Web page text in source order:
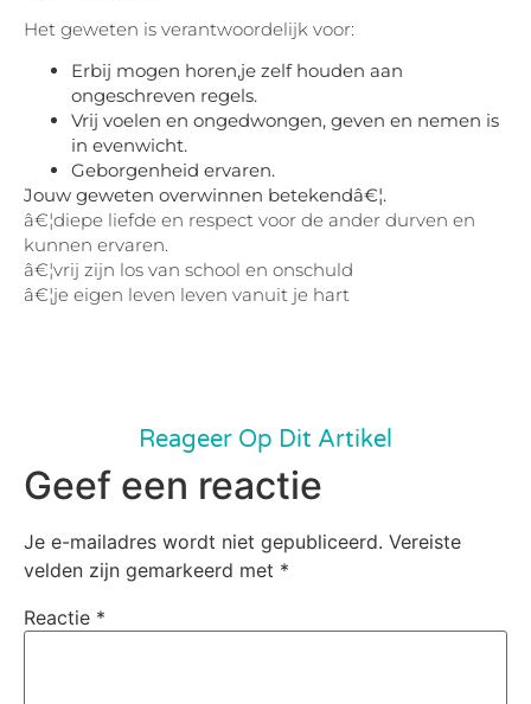
Het geweten is verantwoordelijk voor:
Erbij mogen horen,je zelf houden aan
ongeschreven regels.
Vrij voelen en ongedwongen, geven en nemen is
in evenwicht.
Geborgenheid ervaren.
Jouw geweten overwinnen betekendâ€¦.
â€¦diepe liefde en respect voor de ander durven en
kunnen ervaren.
â€¦vrij zijn los van school en onschuld
â€¦je eigen leven leven vanuit je hart
Reageer Op Dit Artikel
Geef een reactie
Je e-mailadres wordt niet gepubliceerd. Vereiste
velden zijn gemarkeerd met *
Reactie *